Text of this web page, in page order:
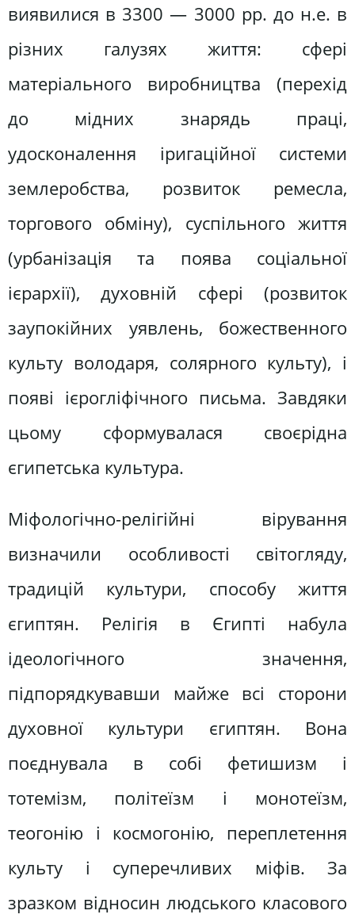
виявилися в 3300 — 3000 pp. до н.е. в
різних галузях життя: сфері
матеріального виробництва (перехід
до мідних знарядь праці,
удосконалення іригаційної системи
землеробства, розвиток ремесла,
торгового обміну), суспільного життя
(урбанізація та поява соціальної
ієрархії), духовній сфері (розвиток
заупокійних уявлень, божественного
культу володаря, солярного культу), і
появі ієрогліфічного письма. Завдяки
цьому сформувалася своєрідна
єгипетська культура.
Міфологічно-релігійні вірування
визначили особливості світогляду,
традицій культури, способу життя
єгиптян. Релігія в Єгипті набула
ідеологічного значення,
підпорядкувавши майже всі сторони
духовної культури єгиптян. Вона
поєднувала в собі фетишизм і
тотемізм, політеїзм і монотеїзм,
теогонію і космогонію, переплетення
культу і суперечливих міфів. За
зразком відносин людського класового